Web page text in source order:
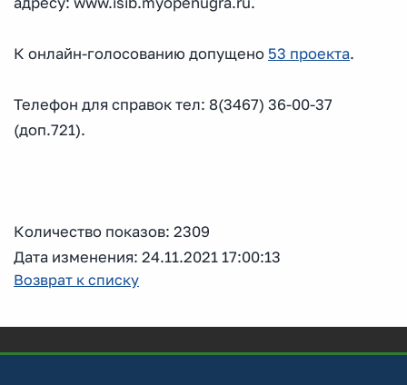
К онлайн-голосованию допущено 53 проекта.
Телефон для справок тел: 8(3467) 36-00-37
(доп.721).
Количество показов: 2309
Дата изменения: 24.11.2021 17:00:13
Возврат к списку